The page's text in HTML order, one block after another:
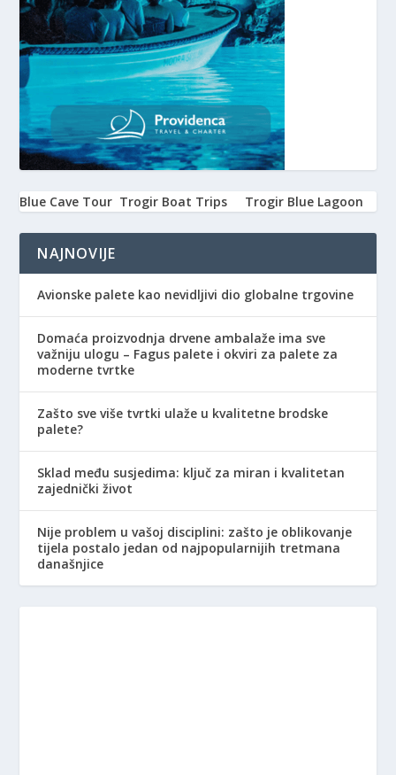
Blue Cave Tour Trogir Boat Trips Trogir Blue Lagoon
NAJNOVIJE
Avionske palete kao nevidljivi dio globalne trgovine
Domaća proizvodnja drvene ambalaže ima sve
važniju ulogu – Fagus palete i okviri za palete za
moderne tvrtke
Zašto sve više tvrtki ulaže u kvalitetne brodske
palete?
Sklad među susjedima: ključ za miran i kvalitetan
zajednički život
Nije problem u vašoj disciplini: zašto je oblikovanje
tijela postalo jedan od najpopularnijih tretmana
današnjice